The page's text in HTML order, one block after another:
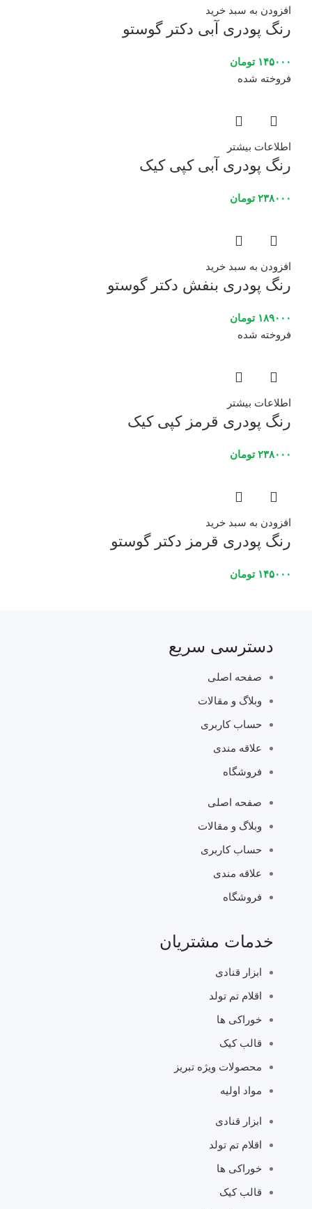
افزودن به سبد خرید
رنگ پودری آبی دکتر گوستو
۱۴۵۰۰۰ تومان
فروخته شده
اطلاعات بیشتر
رنگ پودری آبی کپی کیک
۲۳۸۰۰۰ تومان
افزودن به سبد خرید
رنگ پودری بنفش دکتر گوستو
۱۸۹۰۰۰ تومان
فروخته شده
اطلاعات بیشتر
رنگ پودری قرمز کپی کیک
۲۳۸۰۰۰ تومان
افزودن به سبد خرید
رنگ پودری قرمز دکتر گوستو
۱۴۵۰۰۰ تومان
دسترسی سریع
صفحه اصلی
وبلاگ و مقالات
حساب کاربری
علاقه مندی
فروشگاه
صفحه اصلی
وبلاگ و مقالات
حساب کاربری
علاقه مندی
فروشگاه
خدمات مشتریان
ابزار قنادی
اقلام تم تولد
خوراکی ها
قالب کیک
محصولات ویژه تبریز
مواد اولیه
ابزار قنادی
اقلام تم تولد
خوراکی ها
قالب کیک